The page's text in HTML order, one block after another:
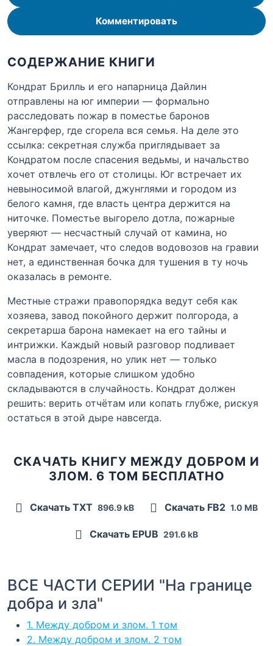
Комментировать
СОДЕРЖАНИЕ КНИГИ
Кондрат Брилль и его напарница Дайлин
отправлены на юг империи — формально
расследовать пожар в поместье баронов
Жангерфер, где сгорела вся семья. На деле это
ссылка: секретная служба приглядывает за
Кондратом после спасения ведьмы, и начальство
хочет отвлечь его от столицы. Юг встречает их
невыносимой влагой, джунглями и городом из
белого камня, где власть центра держится на
ниточке. Поместье выгорело дотла, пожарные
уверяют — несчастный случай от камина, но
Кондрат замечает, что следов водовозов на гравии
нет, а единственная бочка для тушения в ту ночь
оказалась в ремонте.
Местные стражи правопорядка ведут себя как
хозяева, завод покойного держит полгорода, а
секретарша барона намекает на его тайны и
интрижки. Каждый новый разговор подливает
масла в подозрения, но улик нет — только
совпадения, которые слишком удобно
складываются в случайность. Кондрат должен
решить: верить отчётам или копать глубже, рискуя
остаться в этой дыре навсегда.
СКАЧАТЬ КНИГУ МЕЖДУ ДОБРОМ И
ЗЛОМ. 6 ТОМ БЕСПЛАТНО
Скачать TXT 896.9 kB Скачать FB2 1.0 MB
Скачать EPUB 291.6 kB
ВСЕ ЧАСТИ СЕРИИ "На границе
добра и зла"
1. Между добром и злом. 1 том
2. Между добром и злом. 2 том